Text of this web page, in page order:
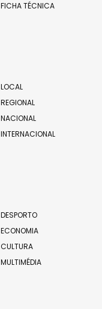
FICHA TÉCNICA
LOCAL
REGIONAL
NACIONAL
INTERNACIONAL
DESPORTO
ECONOMIA
CULTURA
MULTIMÉDIA